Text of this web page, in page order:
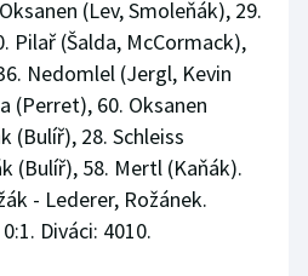
(Lev, Smoleňák), 29.
Pilař (Šalda, McCormack),
Nedomlel (Jergl, Kevin
(Perret), 60. Oksanen
(Bulíř), 28. Schleiss
(Bulíř), 58. Mertl (Kaňák).
- Lederer, Rožánek.
Diváci: 4010.